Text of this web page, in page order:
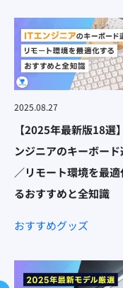
2025.08.27
【2025年最新版18選
ンジニアのキーボー
／リモート環境を最適
るおすすめと全知識
おすすめグッズ